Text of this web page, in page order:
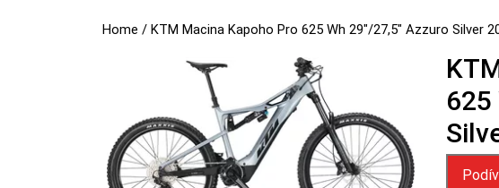
Home / KTM Macina Kapoho Pro 625 Wh 29″/27,5″ Azzuro Silver
625